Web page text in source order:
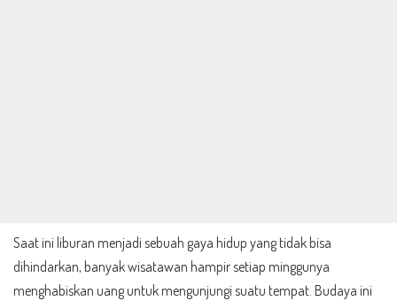
Saat ini liburan menjadi sebuah gaya hidup yang tidak bisa
dihindarkan, banyak wisatawan hampir setiap minggunya
menghabiskan uang untuk mengunjungi suatu tempat. Budaya ini